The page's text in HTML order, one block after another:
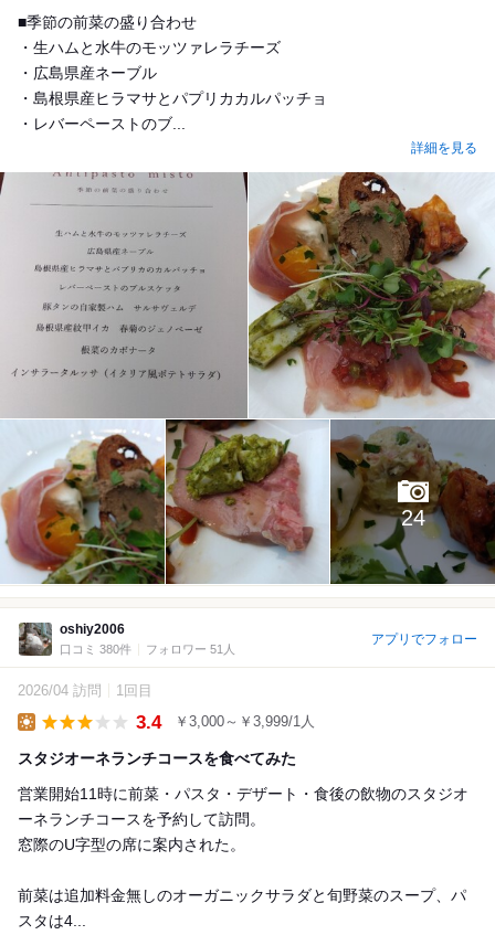
■季節の前菜の盛り合わせ
・生ハムと水牛のモッツァレラチーズ
・広島県産ネーブル
・島根県産ヒラマサとパプリカカルパッチョ
・レバーペーストのブ...
詳細を見る
24
oshiy2006
口コミ 380件 フォロワー 51人
アプリでフォロー
2026/04 訪問 1回目
3.4 ￥3,000～￥3,999/1人
スタジオーネランチコースを食べてみた
営業開始11時に前菜・パスタ・デザート・食後の飲物のスタジオ
ーネランチコースを予約して訪問。
窓際のU字型の席に案内された。
前菜は追加料金無しのオーガニックサラダと旬野菜のスープ、パ
スタは4...